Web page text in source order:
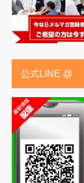
公式LINE @